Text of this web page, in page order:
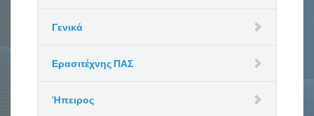
Γενικά
Ερασιτέχνης ΠΑΣ
Ήπειρος